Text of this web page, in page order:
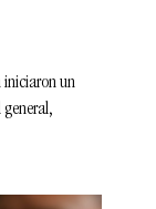
iniciaron un
general,